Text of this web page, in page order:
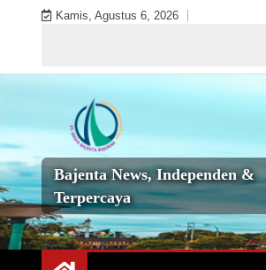
Kamis, Agustus 6, 2026
Bajenta News, Independen &
Terpercaya